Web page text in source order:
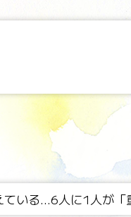
いる...6人に1人が